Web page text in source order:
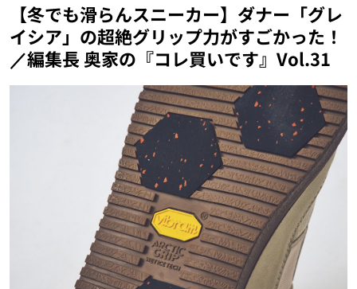
【冬でも滑らんスニーカー】ダナー「グレ
イシア」の超絶グリップ力がすごかった！
／編集長 奥家の『コレ買いです』Vol.31